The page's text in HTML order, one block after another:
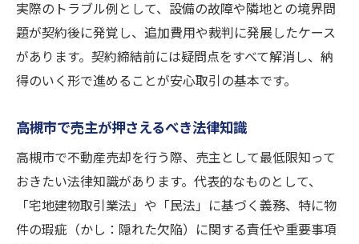
実際のトラブル例として、設備の故障や隣地との境界問
題が契約後に発覚し、追加費用や裁判に発展したケース
があります。契約締結前には疑問点をすべて解消し、納
得のいく形で進めることが安心取引の基本です。
高槻市で売主が押さえるべき法律知識
高槻市で不動産売却を行う際、売主として最低限知って
おきたい法律知識があります。代表的なものとして、
「宅地建物取引業法」や「民法」に基づく義務、特に物
件の瑕疵（かし：隠れた欠陥）に関する責任や重要事項